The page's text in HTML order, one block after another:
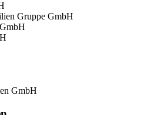
Gruppe GmbH
GmbH